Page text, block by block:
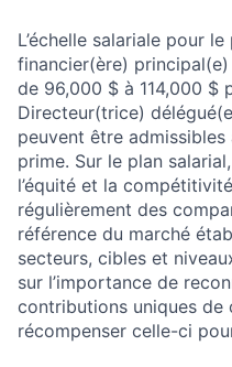
L’échelle salariale pour
financier(ère)
de 96,000 $ à 114,000 $
Directeur(trice)
peuvent être
prime. Sur le plan
l’équité et la
régulièrement des
référence du marché
secteurs, cibles et
sur l’importance de
contributions uniques de
récompenser celle-ci